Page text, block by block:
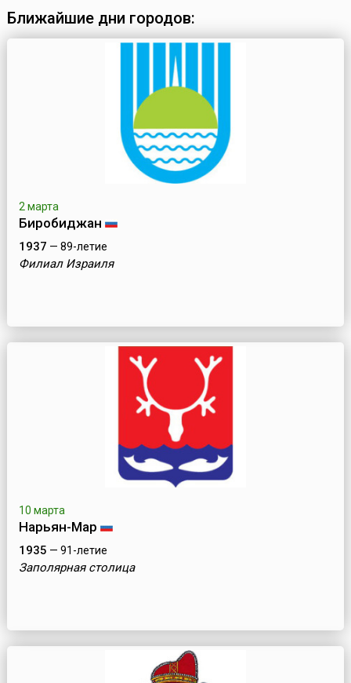
Ближайшие дни городов:
2 марта
Биробиджан
1937 — 89-летие
Филиал Израиля
10 марта
Нарьян-Мар
1935 — 91-летие
Заполярная столица